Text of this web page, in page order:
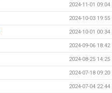
2024-11-01 09:04
2024-10-03 19:55
2024-10-01 00:34
2024-09-06 18:42
2024-08-25 14:25
2024-07-18 09:20
2024-07-04 22:44